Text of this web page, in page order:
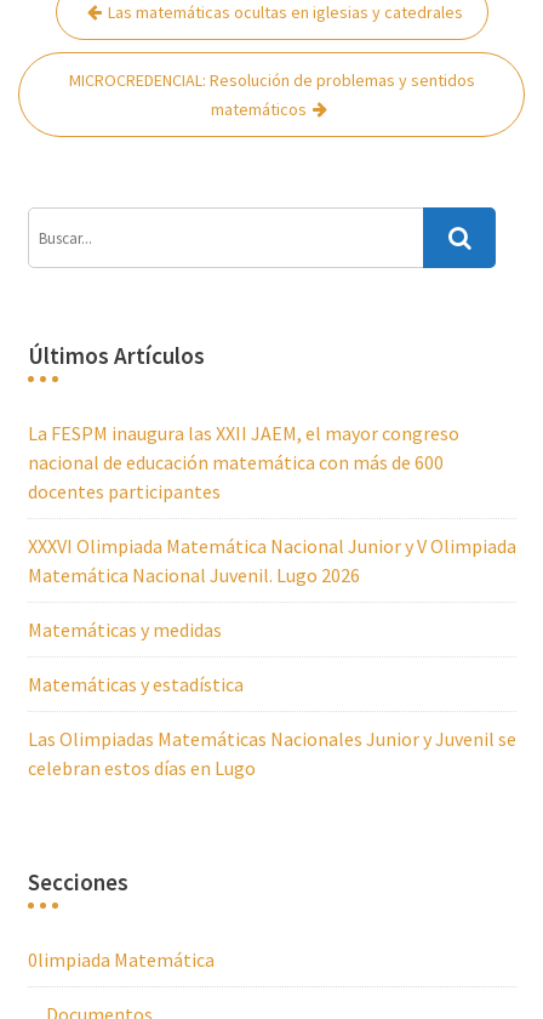
entradas
Las matemáticas ocultas en iglesias y catedrales
MICROCREDENCIAL: Resolución de problemas y sentidos
matemáticos
Últimos Artículos
La FESPM inaugura las XXII JAEM, el mayor congreso
nacional de educación matemática con más de 600
docentes participantes
XXXVI Olimpiada Matemática Nacional Junior y V Olimpiada
Matemática Nacional Juvenil. Lugo 2026
Matemáticas y medidas
Matemáticas y estadística
Las Olimpiadas Matemáticas Nacionales Junior y Juvenil se
celebran estos días en Lugo
Secciones
0limpiada Matemática
Documentos